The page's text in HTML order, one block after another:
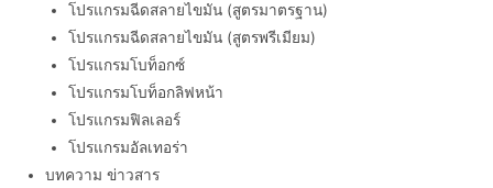
โปรแกรมฉีดสลายไขมัน (สูตรมาตรฐาน)
โปรแกรมฉีดสลายไขมัน (สูตรพรีเมียม)
โปรแกรมโบท็อกซ์
โปรแกรมโบท็อกลิฟหน้า
โปรแกรมฟิลเลอร์
โปรแกรมอัลเทอร่า
บทความ ข่าวสาร